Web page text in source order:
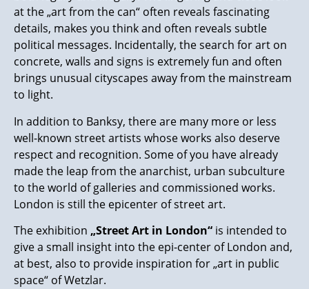
at the „art from the can“ often reveals fascinating
details, makes you think and often reveals subtle
political messages. Incidentally, the search for art on
concrete, walls and signs is extremely fun and often
brings unusual cityscapes away from the mainstream
to light.
In addition to Banksy, there are many more or less
well-known street artists whose works also deserve
respect and recognition. Some of you have already
made the leap from the anarchist, urban subculture
to the world of galleries and commissioned works.
London is still the epicenter of street art.
The exhibition „Street Art in London“ is intended to
give a small insight into the epi-center of London and,
at best, also to provide inspiration for „art in public
space“ of Wetzlar.